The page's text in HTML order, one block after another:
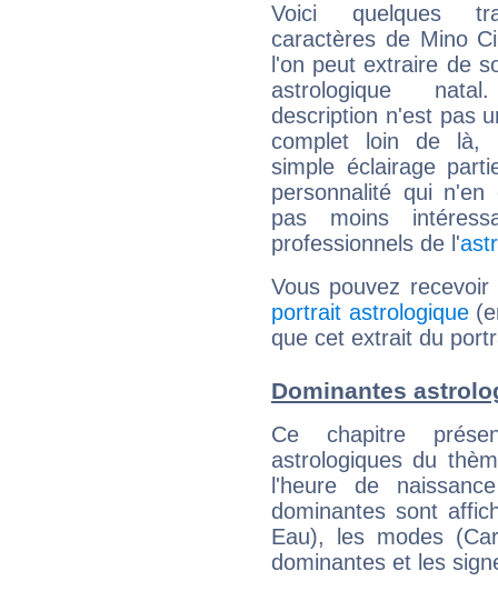
Voici quelques
caractères de Mino
l'on peut extraire de
astrologique
description n'est pas
complet loin de là,
simple éclairage
personnalité qui n'en
pas moins
professionnels de l'
Vous pouvez
portrait astrologique
que cet extrait du
Dominantes
Ce chapitre
astrologiques du
l'heure de
dominantes sont
Eau), les modes
dominantes et les